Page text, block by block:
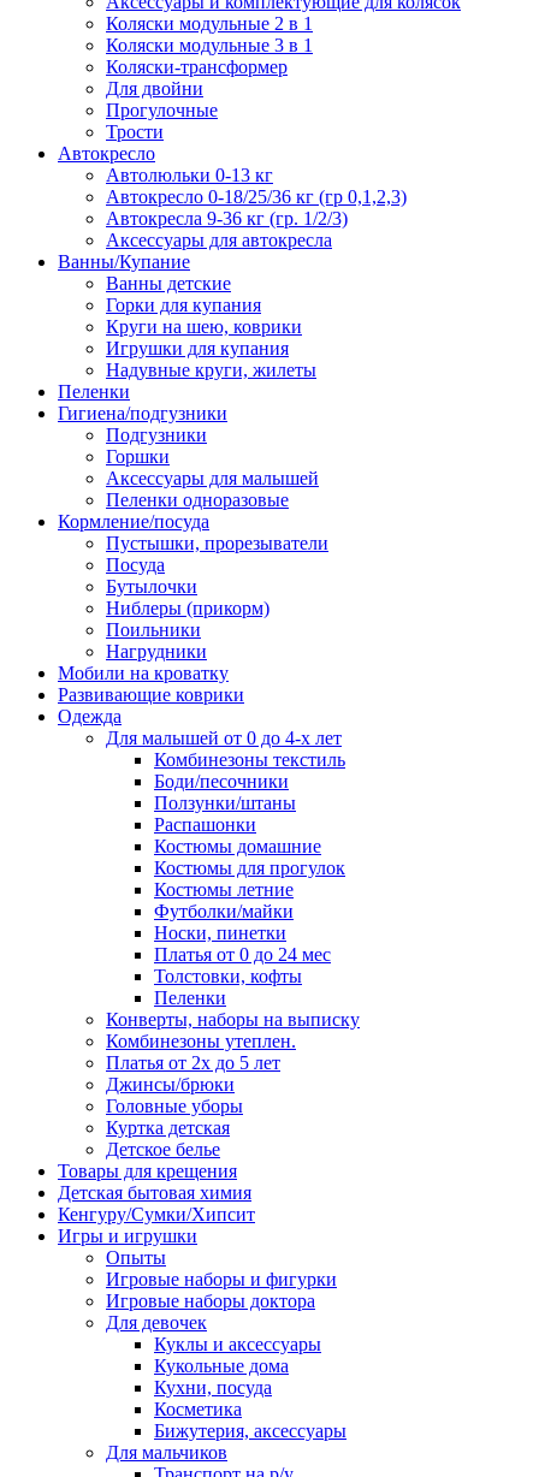
Коляски модульные 2 в 1
Коляски модульные 3 в 1
Коляски-трансформер
Для двойни
Прогулочные
Трости
Автокресло
Автолюльки 0-13 кг
Автокресло 0-18/25/36 кг (гр 0,1,2,3)
Автокресла 9-36 кг (гр. 1/2/3)
Аксессуары для автокресла
Ванны/Купание
Ванны детские
Горки для купания
Круги на шею, коврики
Игрушки для купания
Надувные круги, жилеты
Пеленки
Гигиена/подгузники
Подгузники
Горшки
Аксессуары для малышей
Пеленки одноразовые
Кормление/посуда
Пустышки, прорезыватели
Посуда
Бутылочки
Ниблеры (прикорм)
Поильники
Нагрудники
Мобили на кроватку
Развивающие коврики
Одежда
Для малышей от 0 до 4-х лет
Комбинезоны текстиль
Боди/песочники
Ползунки/штаны
Распашонки
Костюмы домашние
Костюмы для прогулок
Костюмы летние
Футболки/майки
Носки, пинетки
Платья от 0 до 24 мес
Толстовки, кофты
Пеленки
Конверты, наборы на выписку
Комбинезоны утеплен.
Платья от 2х до 5 лет
Джинсы/брюки
Головные уборы
Куртка детская
Детское белье
Товары для крещения
Детская бытовая химия
Кенгуру/Сумки/Хипсит
Игры и игрушки
Опыты
Игровые наборы и фигурки
Игровые наборы доктора
Для девочек
Куклы и аксессуары
Кукольные дома
Кухни, посуда
Косметика
Бижутерия, аксессуары
Для мальчиков